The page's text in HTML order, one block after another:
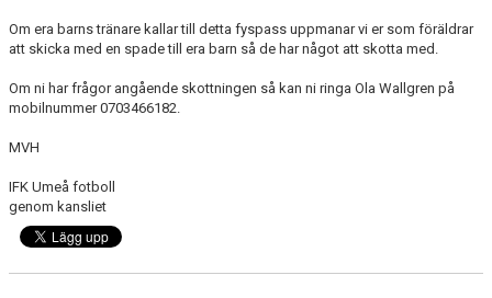
Om era barns tränare kallar till detta fyspass uppmanar vi er som föräldrar
att skicka med en spade till era barn så de har något att skotta med.
Om ni har frågor angående skottningen så kan ni ringa Ola Wallgren på
mobilnummer 0703466182.
MVH
IFK Umeå fotboll
genom kansliet